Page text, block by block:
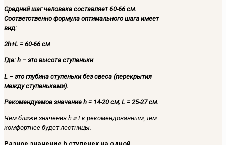
Средний шаг человека составляет 60-66 см.
Соответственно формула оптимального шага имеет
вид:
2h+L = 60-66 см
Где: h – это высота ступеньки
L – это глубина ступеньки без свеса (перекрытия
между ступеньками).
Рекомендуемое значение h = 14-20 см; L = 25-27 см.
Чем ближе значения h и Lк рекомендованным, тем
комфортнее будет лестницы.